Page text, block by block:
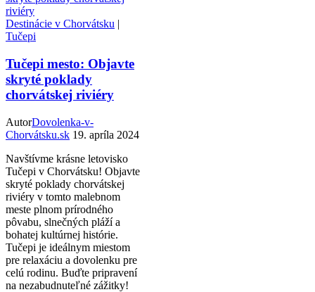
Destinácie v Chorvátsku
Tučepi
Tučepi mesto: Objavte
skryté poklady
chorvátskej riviéry
AutorDovolenka-v-
Chorvátsku.sk 19. apríla 2024
Navštívme krásne letovisko
Tučepi v Chorvátsku! Objavte
skryté poklady chorvátskej
riviéry v tomto malebnom
meste plnom prírodného
pôvabu, slnečných pláží a
bohatej kultúrnej histórie.
Tučepi je ideálnym miestom
pre relaxáciu a dovolenku pre
celú rodinu. Buďte pripravení
na nezabudnuteľné zážitky!